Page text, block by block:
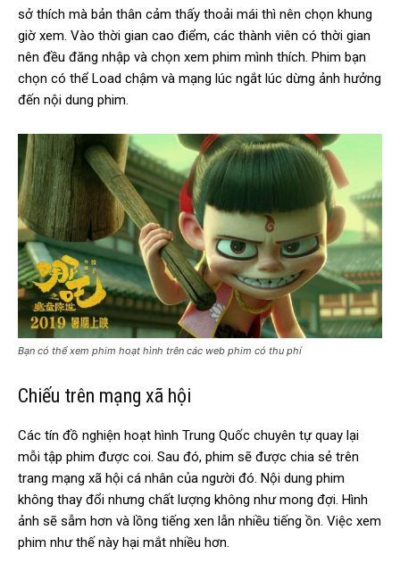
sở thích mà bản thân cảm thấy thoải mái thì nên chọn khung
giờ xem. Vào thời gian cao điểm, các thành viên có thời gian
nên đều đăng nhập và chọn xem phim mình thích. Phim bạn
chọn có thể Load chậm và mạng lúc ngắt lúc dừng ảnh hưởng
đến nội dung phim.
Bạn có thể xem phim hoạt hình trên các web phim có thu phí
Chiếu trên mạng xã hội
Các tín đồ nghiện hoạt hình Trung Quốc chuyên tự quay lại
mỗi tập phim được coi. Sau đó, phim sẽ được chia sẻ trên
trang mạng xã hội cá nhân của người đó. Nội dung phim
không thay đổi nhưng chất lượng không như mong đợi. Hình
ảnh sẽ sẫm hơn và lồng tiếng xen lẫn nhiều tiếng ồn. Việc xem
phim như thế này hại mắt nhiều hơn.